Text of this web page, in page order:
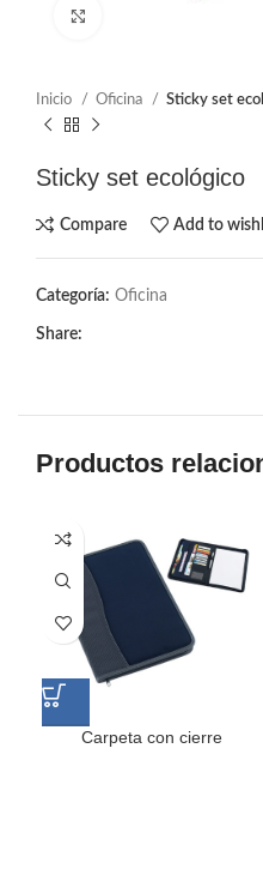
Inicio Oficina Sticky set
Sticky set ecológico
Compare Add to
Categoría: Oficina
Share:
Productos
Carpeta con cierre